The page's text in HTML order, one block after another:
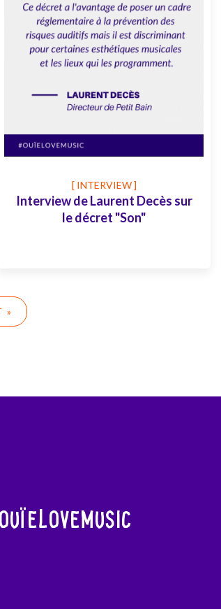
[ INTERVIEW ]
Interview de Laurent Decès sur
le décret "Son"
»